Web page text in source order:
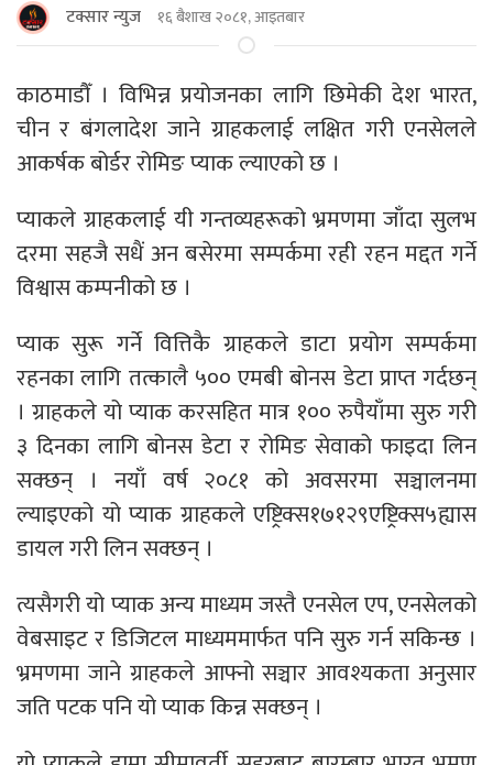
टक्सार न्युज १६ बैशाख २०८१, आइतबार
काठमाडौँ । विभिन्न प्रयोजनका लागि छिमेकी देश भारत,
चीन र बंगलादेश जाने ग्राहकलाई लक्षित गरी एनसेलले
आकर्षक बोर्डर रोमिङ प्याक ल्याएको छ ।
प्याकले ग्राहकलाई यी गन्तव्यहरूको भ्रमणमा जाँदा सुलभ
दरमा सहजै सधैं अन बसेरमा सम्पर्कमा रही रहन मद्दत गर्ने
विश्वास कम्पनीको छ ।
प्याक सुरू गर्ने वित्तिकै ग्राहकले डाटा प्रयोग सम्पर्कमा
रहनका लागि तत्कालै ५०० एमबी बोनस डेटा प्राप्त गर्दछन्
। ग्राहकले यो प्याक करसहित मात्र १०० रुपैयाँमा सुरु गरी
३ दिनका लागि बोनस डेटा र रोमिङ सेवाको फाइदा लिन
सक्छन् । नयाँ वर्ष २०८१ को अवसरमा सञ्चालनमा
ल्याइएको यो प्याक ग्राहकले एष्ट्रिक्स१७१२९एष्ट्रिक्स५ह्यास
डायल गरी लिन सक्छन् ।
त्यसैगरी यो प्याक अन्य माध्यम जस्तै एनसेल एप, एनसेलको
वेबसाइट र डिजिटल माध्यममार्फत पनि सुरु गर्न सकिन्छ ।
भ्रमणमा जाने ग्राहकले आफ्नो सञ्चार आवश्यकता अनुसार
जति पटक पनि यो प्याक किन्न सक्छन् ।